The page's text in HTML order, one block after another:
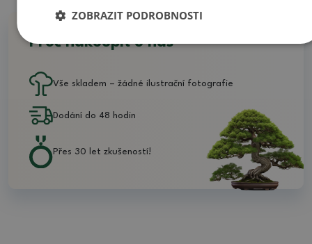
Proč nakoupit u nás
Vše skladem – žádné ilustrační fotografie
Dodání do 48 hodin
Přes 30 let zkušeností!
ZOBRAZIT PODROBNOSTI